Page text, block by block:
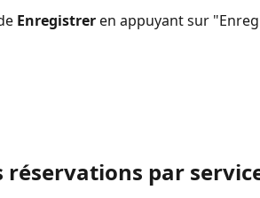
Enregistrer en appuyant sur
réservations par